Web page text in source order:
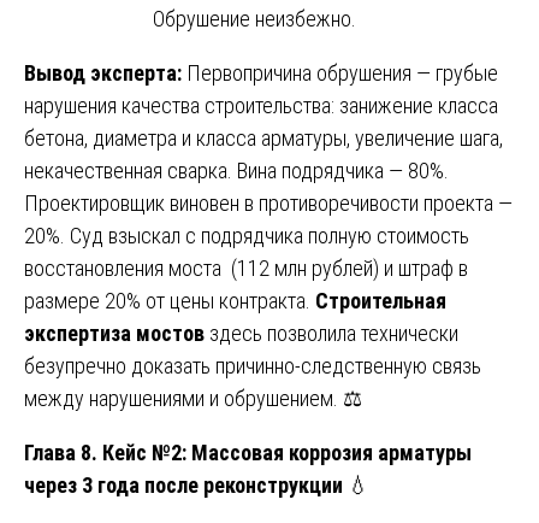
Обрушение неизбежно.
Вывод эксперта: Первопричина обрушения — грубые
нарушения качества строительства: занижение класса
бетона, диаметра и класса арматуры, увеличение шага,
некачественная сварка. Вина подрядчика — 80%.
Проектировщик виновен в противоречивости проекта —
20%. Суд взыскал с подрядчика полную стоимость
восстановления моста (112 млн рублей) и штраф в
размере 20% от цены контракта. Строительная
экспертиза мостов здесь позволила технически
безупречно доказать причинно-следственную связь
между нарушениями и обрушением. ⚖️
Глава 8. Кейс №2: Массовая коррозия арматуры
через 3 года после реконструкции 💧